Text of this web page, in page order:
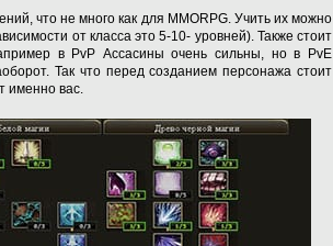
что не много как для MMORPG. Учить их можно
от класса это 5-10- уровней). Также стоит
в PvP Ассасины очень сильны, но в PvE
Так что перед созданием персонажа стоит
именно вас.